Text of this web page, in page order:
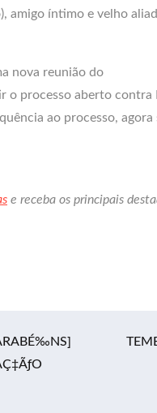
amigo íntimo e velho
nova reunião do
o processo aberto contra
ao processo, agora
e receba os principais